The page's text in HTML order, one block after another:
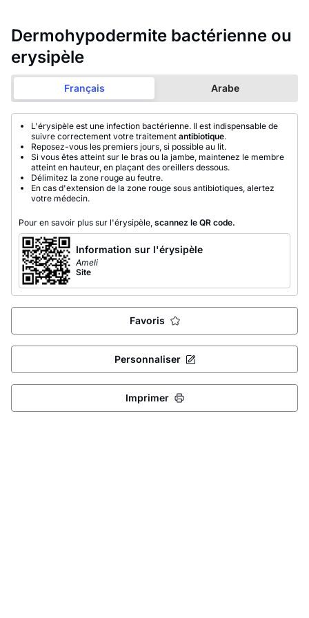
Dermohypodermite bactérienne ou
erysipèle
Français Arabe
L'érysipèle est une infection bactérienne. Il est indispensable de
suivre correctement votre traitement antibiotique.
Reposez-vous les premiers jours, si possible au lit.
Si vous êtes atteint sur le bras ou la jambe, maintenez le membre
atteint en hauteur, en plaçant des oreillers dessous.
Délimitez la zone rouge au feutre.
En cas d'extension de la zone rouge sous antibiotiques, alertez
votre médecin.
Pour en savoir plus sur l'érysipèle, scannez le QR code.
Information sur l'érysipèle
Ameli
Site
Favoris
Personnaliser
Imprimer